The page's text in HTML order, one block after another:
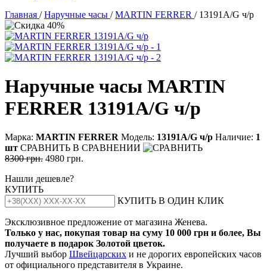
Главная /Наручные часы /MARTIN FERRER / 13191A/G ч/р
Наручные часы MARTIN
FERRER 13191A/G ч/р
Марка: MARTIN FERRER Модель: 13191А/G ч/р Наличие: 1
шт СРАВНИТЬ В СРАВНЕНИИ
8300 грн. 4980 грн.
Нашли дешевле?
КУПИТЬ
КУПИТЬ В ОДИН КЛИК
Эксклюзивное предложение от магазина Женева.
Только у нас, покупая товар на суму 10 000 грн и более, Вы
получаете в подарок Золотой цветок.
Лучший выбор Швейцарских и не дорогих европейских часов
от официального представителя в Украине.